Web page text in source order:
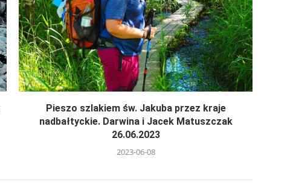
Pieszo szlakiem św. Jakuba przez kraje
nadbałtyckie. Darwina i Jacek Matuszczak
26.06.2023
2023-06-08